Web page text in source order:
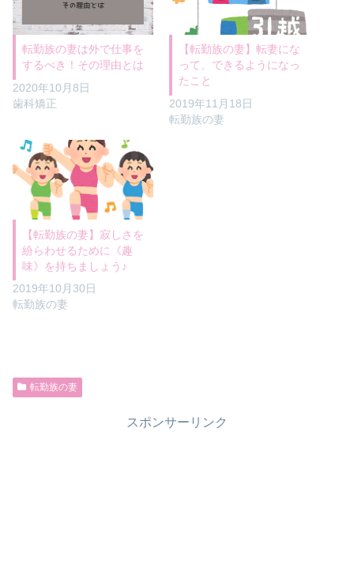
転勤族の妻は外で仕事を
するべき！その理由とは
2020年10月8日
歯科矯正
【転勤族の妻】転妻にな
って、できるようになっ
たこと
2019年11月18日
転勤族の妻
【転勤族の妻】寂しさを
紛らわせるために《趣
味》を持ちましょう♪
2019年10月30日
転勤族の妻
転勤族の妻
スポンサーリンク